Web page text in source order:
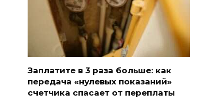
Заплатите в 3 раза больше: как
передача «нулевых показаний»
счетчика спасает от переплаты